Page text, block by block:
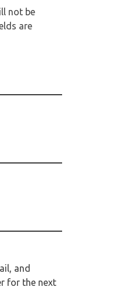
not be
are
and
for the next